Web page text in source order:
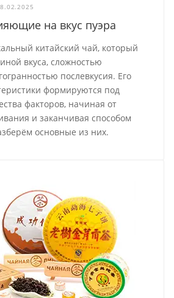
на вкус пуэра
китайский чай, который
вкуса, сложностью
послевкусия. Его
формируются под
факторов, начиная от
и заканчивая способом
основные из них.